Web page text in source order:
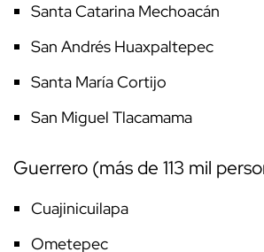
Santa Catarina Mechoacán
San Andrés Huaxpaltepec
Santa María Cortijo
San Miguel Tlacamama
Guerrero (más de 113 mil
Cuajinicuilapa
Ometepec